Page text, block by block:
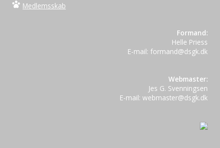
Medlemsskab
Formand:
Helle Priess
E-mail: formand@dsgk.dk
Webmaster:
Jes G. Svenningsen
E-mail: webmaster@dsgk.dk